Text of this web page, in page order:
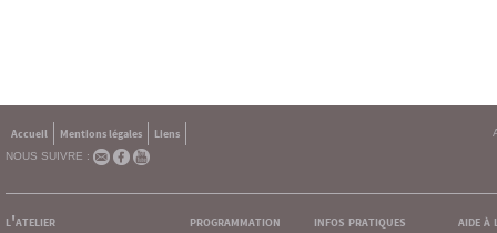
Accueil Mentions légales
Liens
NOUS SUIVRE :
l'atelier programmation infos pratiques aide